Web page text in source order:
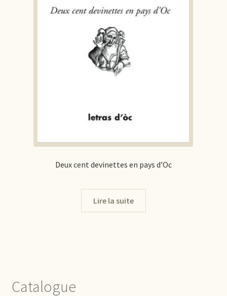
Deux cent devinettes en pays d’Oc
Lire la suite
Catalogue